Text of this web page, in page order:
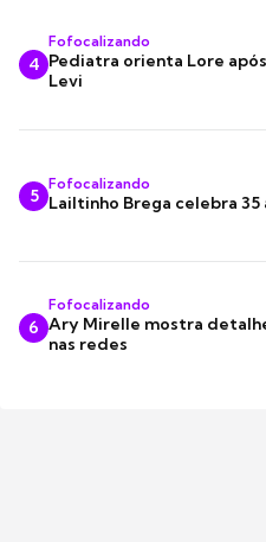
4
Fofocalizando
Pediatra orienta Lore
Levi
5
Fofocalizando
Lailtinho Brega celebra
6
Fofocalizando
Ary Mirelle mostra
nas redes